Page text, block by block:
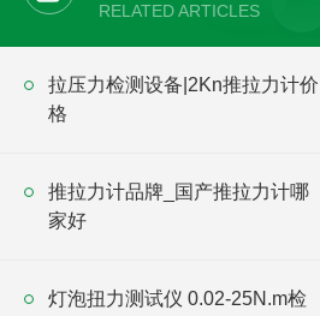
RELATED ARTICLES
拉压力检测设备|2Kn推拉力计价
格
推拉力计品牌_国产推拉力计哪
家好
灯泡扭力测试仪 0.02-25N.m检